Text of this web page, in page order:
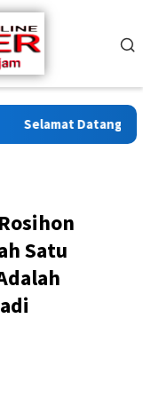
Selamat Datang di
Satu